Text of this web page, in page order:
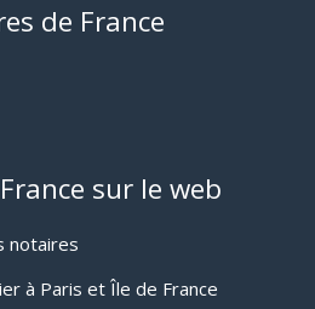
de France
sur le web
notaires
à Paris et Île de France